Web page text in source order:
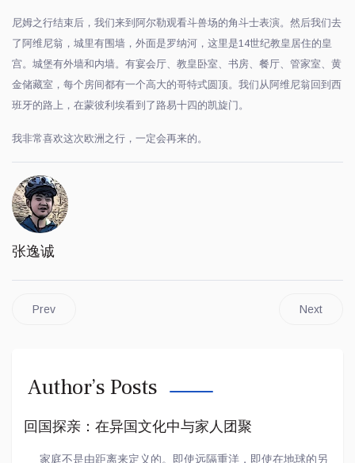
尼姆之行结束后，我们来到阿尔勒观看斗兽场的角斗士表演。然后我们去
了阿维尼翁，城里有围墙，外面是罗纳河，这里是14世纪教皇居住的皇
宫。城堡有外墙和内墙。有宴会厅、教皇卧室、书房、餐厅、管家室、黄
金储藏室，每个房间都有一个高大的哥特式圆顶。我们从阿维尼翁回到西
班牙的路上，在蒙彼利埃看到了路易十四的凯旋门。
我非常喜欢这次欧洲之行，一定会再来的。
张逸诚
Prev Next
Author’s Posts
回国探亲：在异国文化中与家人团聚
家庭不是由距离来定义的。即使远隔重洋，即使在地球的另